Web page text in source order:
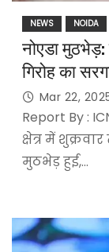
NEWS NOIDA
नोएडा
गिरोह का
Mar 22,
Report By :
क्षेत्र में
मुठभेड़ हुई,…